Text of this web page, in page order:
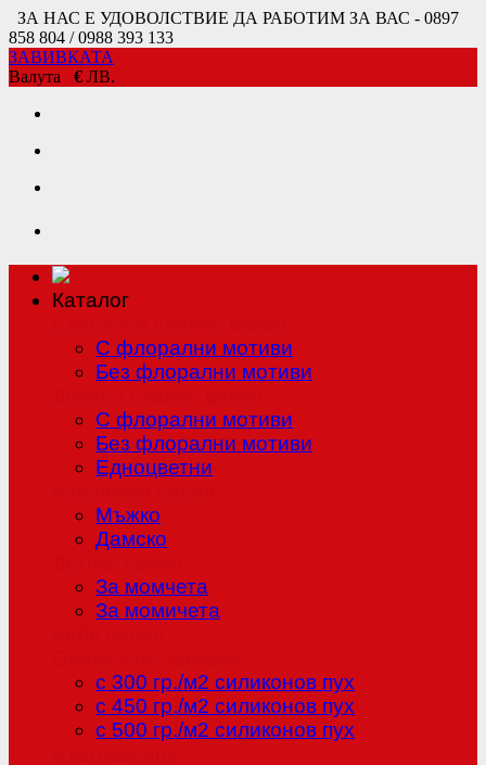
ЗА НАС Е УДОВОЛСТВИЕ ДА РАБОТИМ ЗА ВАС - 0897
858 804 / 0988 393 133
ЗАВИВКАТА
Валута € ЛВ.
Каталог
С флорални мотиви
Без флорални мотиви
С флорални мотиви
Без флорални мотиви
Едноцветни
Мъжко
Дамско
За момчета
За момичета
с 300 гр./м2 силиконов пух
с 450 гр./м2 силиконов пух
с 500 гр./м2 силиконов пух